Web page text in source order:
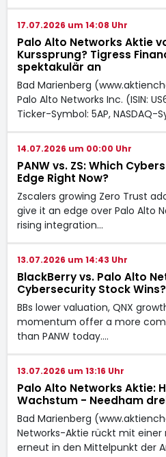
17.07.2026 um 14:08 Uhr
Palo Alto Networks Aktie
Kurssprung? Tigress
spektakulär an
Bad Marienberg
Palo Alto Networks Inc. (ISIN:
Ticker-Symbol: 5AP, NASDAQ-
14.07.2026 um 00:00 Uhr
PANW vs. ZS: Which
Edge Right Now?
Zscalers growing Zero Trust
give it an edge over Palo Alto
rising integration…
13.07.2026 um 14:43 Uhr
BlackBerry vs. Palo Alto
Cybersecurity Stock Wins?
BBs lower valuation, QNX
momentum offer a more
than PANW today.…
13.07.2026 um 13:16 Uhr
Palo Alto Networks Aktie:
Wachstum - Needham
Bad Marienberg
Networks-Aktie rückt mit
erneut in den Mittelpunkt der